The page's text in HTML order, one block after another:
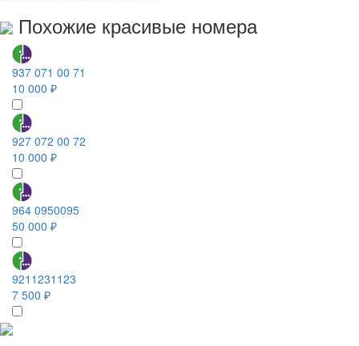
Похожие красивые номера
937 071 00 71
10 000 ₽
927 072 00 72
10 000 ₽
964 0950095
50 000 ₽
9211231123
7 500 ₽